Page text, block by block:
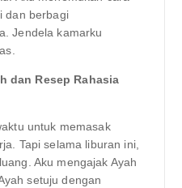
dan berbagi
Jendela kamarku
dan Resep Rahasia
untuk memasak
Tapi selama liburan ini,
Aku mengajak Ayah
setuju dengan